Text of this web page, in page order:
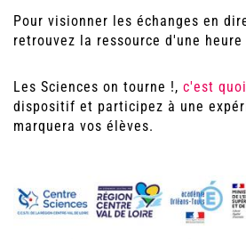
Pour visionner les échanges en
retrouvez la ressource d'une heure
Les Sciences on tourne !, c'est
dispositif et participez à une
marquera vos élèves.